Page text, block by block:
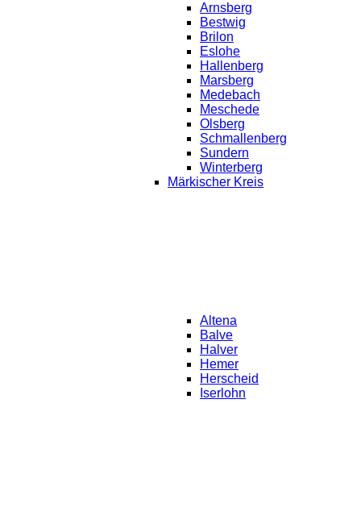
Arnsberg
Bestwig
Brilon
Eslohe
Hallenberg
Marsberg
Medebach
Meschede
Olsberg
Schmallenberg
Sundern
Winterberg
Märkischer Kreis
Altena
Balve
Halver
Hemer
Herscheid
Iserlohn